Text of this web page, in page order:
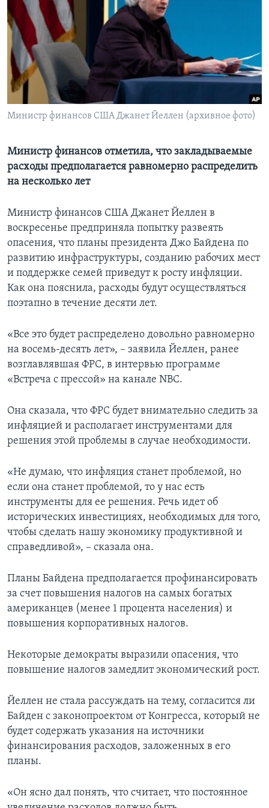
Learning English
СОЦИАЛЬНЫЕ СЕТИ
Языки
Министр финансов США Джанет Йеллен (архивное фото)
Министр финансов отметила, что закладываемые
расходы предполагается равномерно распределить
на несколько лет
Министр финансов США Джанет Йеллен в
воскресенье предприняла попытку развеять
опасения, что планы президента Джо Байдена по
развитию инфраструктуры, созданию рабочих мест
и поддержке семей приведут к росту инфляции.
Как она пояснила, расходы будут осуществляться
поэтапно в течение десяти лет.
«Все это будет распределено довольно равномерно
на восемь-десять лет», – заявила Йеллен, ранее
возглавлявшая ФРС, в интервью программе
«Встреча с прессой» на канале NBC.
Она сказала, что ФРС будет внимательно следить за
инфляцией и располагает инструментами для
решения этой проблемы в случае необходимости.
«Не думаю, что инфляция станет проблемой, но
если она станет проблемой, то у нас есть
инструменты для ее решения. Речь идет об
исторических инвестициях, необходимых для того,
чтобы сделать нашу экономику продуктивной и
справедливой», – сказала она.
Планы Байдена предполагается профинансировать
за счет повышения налогов на самых богатых
американцев (менее 1 процента населения) и
повышения корпоративных налогов.
Некоторые демократы выразили опасения, что
повышение налогов замедлит экономический рост.
Йеллен не стала рассуждать на тему, согласится ли
Байден с законопроектом от Конгресса, который не
будет содержать указания на источники
финансирования расходов, заложенных в его
планы.
«Он ясно дал понять, что считает, что постоянное